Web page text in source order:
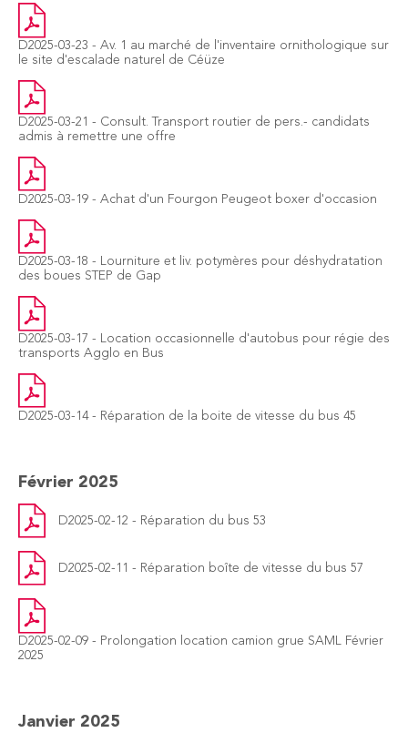
D2025-03-23 - Av. 1 au marché de l'inventaire ornithologique sur
le site d'escalade naturel de Céüze
D2025-03-21 - Consult. Transport routier de pers.- candidats
admis à remettre une offre
D2025-03-19 - Achat d'un Fourgon Peugeot boxer d'occasion
D2025-03-18 - Lourniture et liv. potymères pour déshydratation
des boues STEP de Gap
D2025-03-17 - Location occasionnelle d'autobus pour régie des
transports Agglo en Bus
D2025-03-14 - Réparation de la boite de vitesse du bus 45
Février 2025
D2025-02-12 - Réparation du bus 53
D2025-02-11 - Réparation boîte de vitesse du bus 57
D2025-02-09 - Prolongation location camion grue SAML Février
2025
Janvier 2025